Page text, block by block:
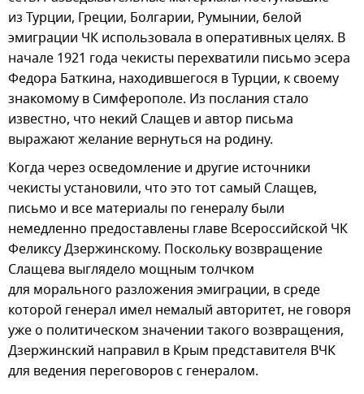
из Турции, Греции, Болгарии, Румынии, белой
эмиграции ЧК использовала в оперативных целях. В
начале 1921 года чекисты перехватили письмо эсера
Федора Баткина, находившегося в Турции, к своему
знакомому в Симферополе. Из послания стало
известно, что некий Слащев и автор письма
выражают желание вернуться на родину.
Когда через осведомление и другие источники
чекисты установили, что это тот самый Слащев,
письмо и все материалы по генералу были
немедленно предоставлены главе Всероссийской ЧК
Феликсу Дзержинскому. Поскольку возвращение
Слащева выглядело мощным толчком
для морального разложения эмиграции, в среде
которой генерал имел немалый авторитет, не говоря
уже о политическом значении такого возвращения,
Дзержинский направил в Крым представителя ВЧК
для ведения переговоров с генералом.